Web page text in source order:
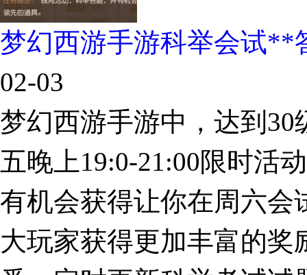
梦幻西游手游科举会试**
02-03
梦幻西游手游中，达到
五晚上19:0-21:00限时活
有机会获得让你在周六会
大玩家获得更加丰富的